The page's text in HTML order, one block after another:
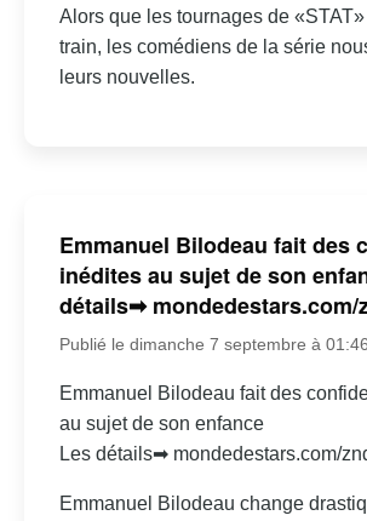
Alors que les tournages de
train, les comédiens de la série
leurs nouvelles.
Emmanuel Bilodeau fait des
inédites au sujet de son
détails➡ mondedestars.com/
Publié le dimanche 7 septembre à 01:46
Emmanuel Bilodeau fait des
au sujet de son enfance
Les détails➡ mondedestars.com/
Emmanuel Bilodeau change